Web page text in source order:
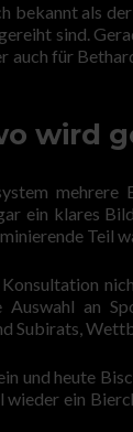
bekannt als
sind.
für
wird
ein klares
Teil
Auswahl an
Subirats,
und heute
ein